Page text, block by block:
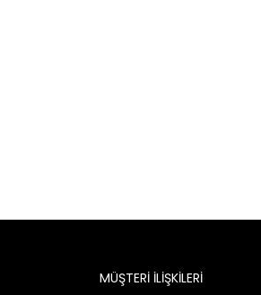
MÜŞTERİ İLİŞKİLERİ